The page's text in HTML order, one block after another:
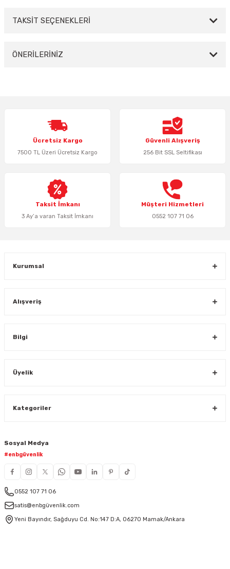
Bu ürüne ilk yorumu siz yapın!
TAKSİT SEÇENEKLERİ
ÖNERİLERİNİZ
Ürün resmi kalitesiz, bozuk veya görüntülenemiyor.
Ürün açıklamasında eksik bilgiler bulunuyor.
Ürün bilgilerinde hatalar bulunuyor.
Bu ürüne benzer farklı alternatifler olmalı.
Ücretsiz Kargo
7500 TL Üzeri Ücretsiz Kargo
Güvenli Alışveriş
256 Bit SSL Seltifikası
Taksit İmkanı
3 Ay’a varan Taksit İmkanı
Müşteri Hizmetleri
0552 107 71 06
Kurumsal
Alışveriş
Bilgi
Üyelik
Kategoriler
Sosyal Medya
#enbgüvenlik
0552 107 71 06
satis@enbgüvenlik.com
Yeni Bayındır, Sağduyu Cd. No:147 D:A, 06270 Mamak/Ankara